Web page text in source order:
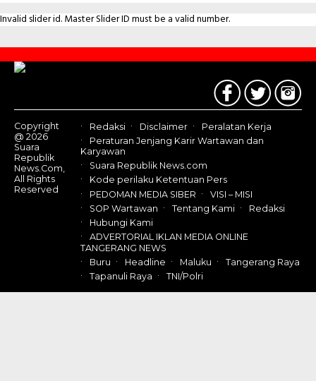
Invalid slider id. Master Slider ID must be a valid number.
Contact
Us
Copyright
@ 2026
Suara
Republik
News.Com,
All Rights
Reserved
Redaksi Disclaimer
Peralatan Kerja
Peraturan Jenjang Karir Wartawan dan
Karyawan
Suara Republik News.com
Kode perilaku Ketentuan Pers
PEDOMAN MEDIA SIBER
VISI – MISI
SOP Wartawan
Tentang Kami
Redaksi
Hubungi Kami
ADVERTORIAL IKLAN MEDIA ONLINE
TANGERANG NEWS
Buru
Headline Maluku
Tangerang Raya
Tapanuli Raya
TNI/Polri